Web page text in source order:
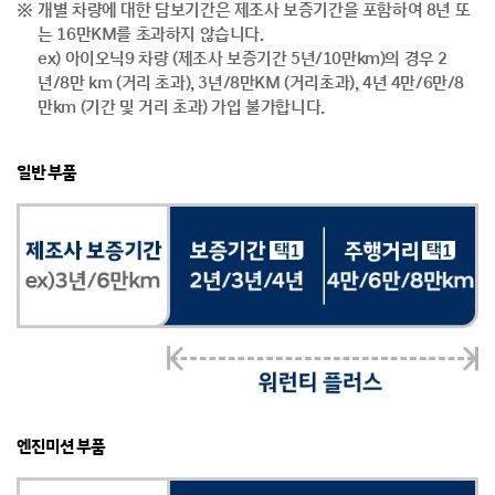
개별 차량에 대한 담보기간은 제조사 보증기간을 포함하여 8년 또
는 16만KM를 초과하지 않습니다.
ex) 아이오닉9 차량 (제조사 보증기간 5년/10만km)의 경우 2
년/8만 km (거리 초과), 3년/8만KM (거리초과), 4년 4만/6만/8
만km (기간 및 거리 초과) 가입 불가합니다.
일반 부품
엔진미션 부품